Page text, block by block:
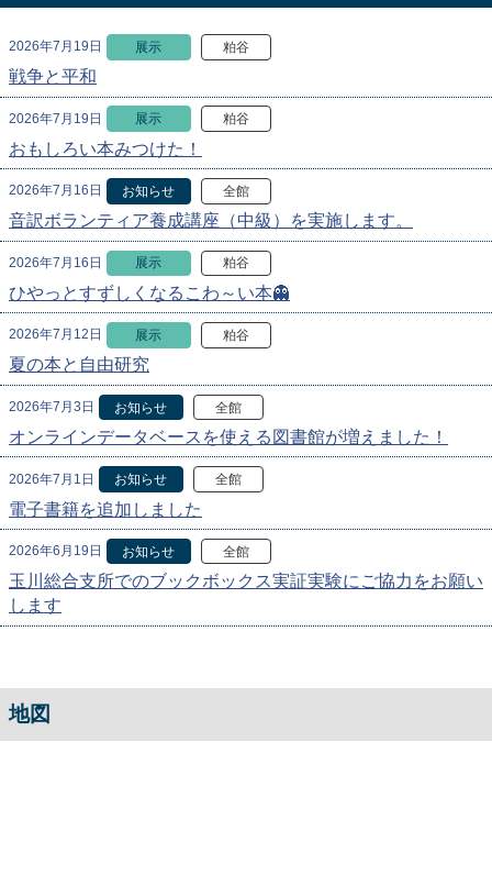
2026年7月19日 展示 粕谷
戦争と平和
2026年7月19日 展示 粕谷
おもしろい本みつけた！
2026年7月16日 お知らせ 全館
音訳ボランティア養成講座（中級）を実施します。
2026年7月16日 展示 粕谷
ひやっとすずしくなるこわ～い本👻
2026年7月12日 展示 粕谷
夏の本と自由研究
2026年7月3日 お知らせ 全館
オンラインデータベースを使える図書館が増えました！
2026年7月1日 お知らせ 全館
電子書籍を追加しました
2026年6月19日 お知らせ 全館
玉川総合支所でのブックボックス実証実験にご協力をお願い
します
地図